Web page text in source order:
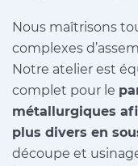
Nous maîtrisons
complexes
Notre atelier est
complet pour le
métallurgiques
plus divers en
découpe et